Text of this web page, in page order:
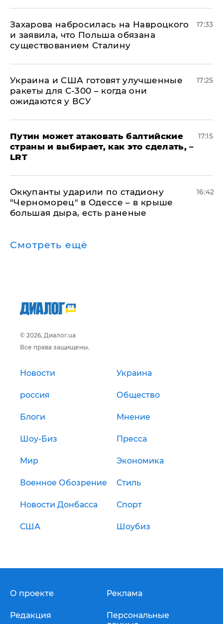
​Захарова набросилась на Навроцкого
и заявила, что Польша обязана
существованием Сталину
17:33
Украина и США готовят улучшенные
ракеты для С-300 – когда они
ожидаются у ВСУ
17:25
Путин может атаковать балтийские
страны и выбирает, как это сделать, –
LRT
17:15
Оккупанты ударили по стадиону
"Черноморец" в Одессе – в крыше
большая дыра, есть раненые
16:42
Смотреть ещё
© 2026, Диалог.ua
Все права защищены.
Новости Украина
россия Общество
Блоги Мнение
Шоу-Биз Пресса
Мир Экономика
Военное Обозрение Стиль
Новости Донбасса Спорт
США Шоубиз
О проекте
Редакция
Реклама
Персональные